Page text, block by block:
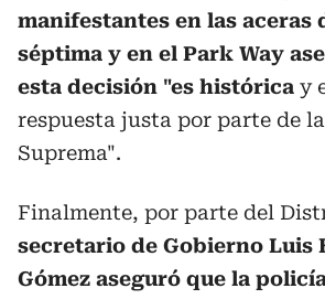
manifestantes en las aceras
séptima y en el Park Way
esta decisión "es histórica y
respuesta justa por parte de
Suprema".
Finalmente, por parte del
secretario de Gobierno Luis
Gómez aseguró que la